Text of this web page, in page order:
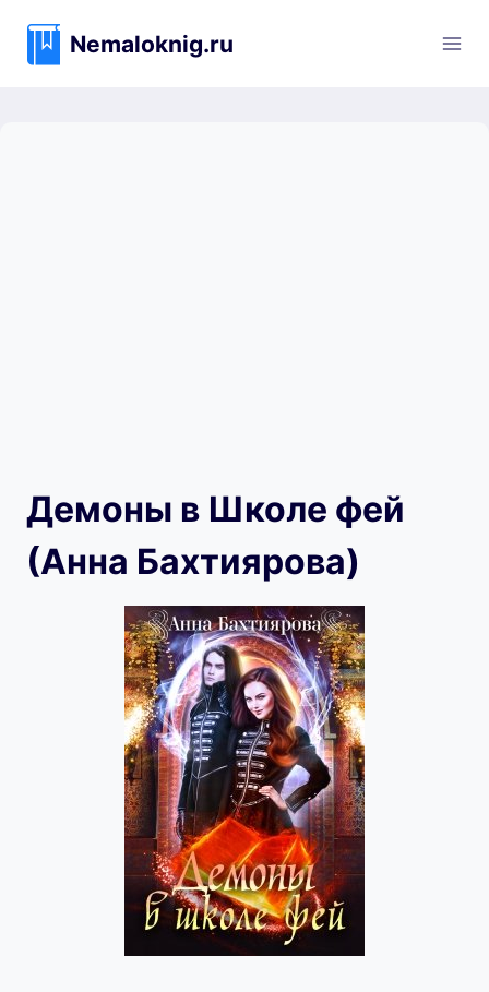
содержимому
Nemaloknig.ru
Демоны в Школе фей
(Анна Бахтиярова)